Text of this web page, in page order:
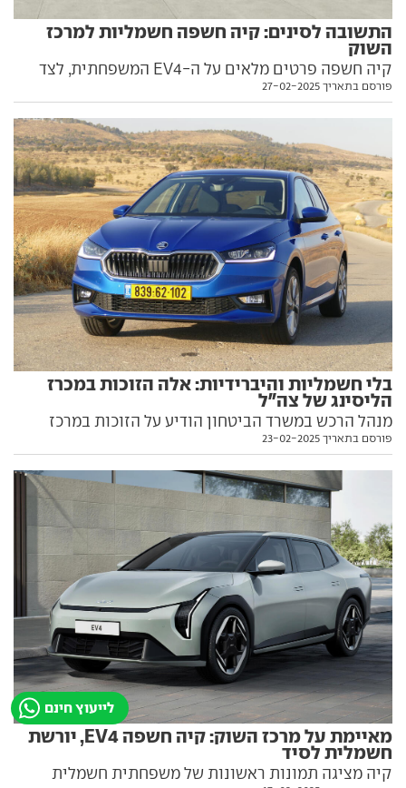
התשובה לסינים: קיה חשפה חשמליות למרכז
השוק
קיה חשפה פרטים מלאים על ה-EV4 המשפחתית, לצד
פורסם בתאריך 27-02-2025
בלי חשמליות והיברידיות: אלה הזוכות במכרז
הליסינג של צה"ל
מנהל הרכש במשרד הביטחון הודיע על הזוכות במרכז
לרכישת 10,000 כלי רכב לאנשי הקבע. סקודה היא הזוכה
פורסם בתאריך 23-02-2025
מאיימת על מרכז השוק: קיה חשפה EV4, יורשת
חשמלית לסיד
קיה מציגה תמונות ראשונות של משפחתית חשמלית
לייעוץ חינם